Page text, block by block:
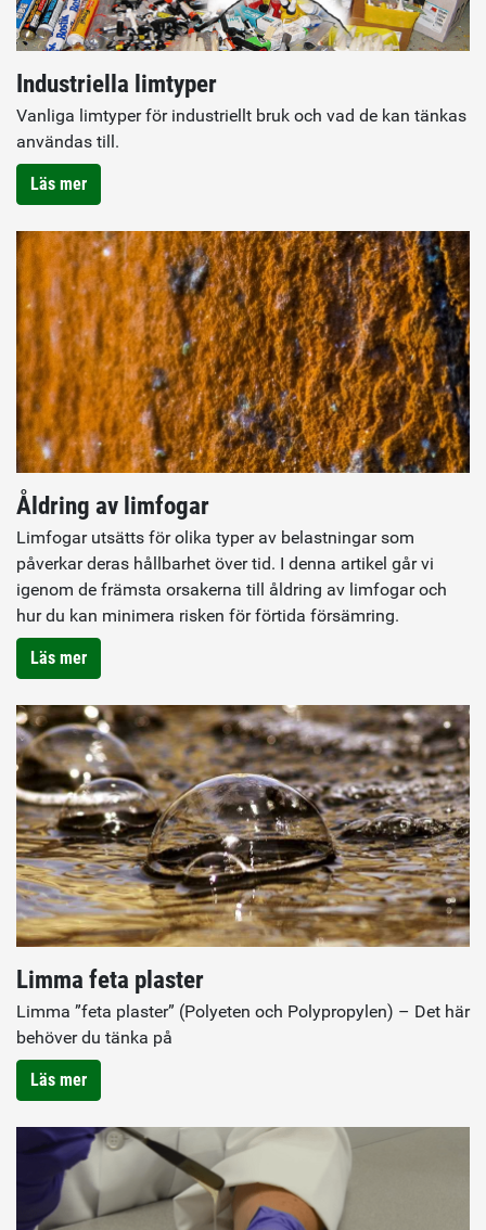
Industriella limtyper
Vanliga limtyper för industriellt bruk och vad de kan tänkas
användas till.
Läs mer
Åldring av limfogar
Limfogar utsätts för olika typer av belastningar som
påverkar deras hållbarhet över tid. I denna artikel går vi
igenom de främsta orsakerna till åldring av limfogar och
hur du kan minimera risken för förtida försämring.
Läs mer
Limma feta plaster
Limma ”feta plaster” (Polyeten och Polypropylen) – Det här
behöver du tänka på
Läs mer